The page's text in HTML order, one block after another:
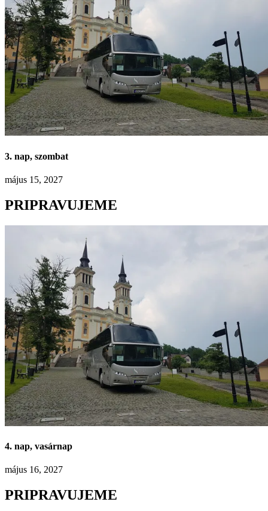
3. nap, szombat
május 15, 2027
PRIPRAVUJEME
4. nap, vasárnap
május 16, 2027
PRIPRAVUJEME